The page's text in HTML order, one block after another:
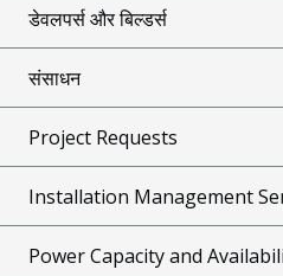
डेवलपर्स और बिल्डर्स
संसाधन
Project Requests
Installation Management
Power Capacity and